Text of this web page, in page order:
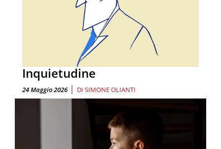
Inquietudine
24 Maggio 2026 | DI SIMONE OLIANTI